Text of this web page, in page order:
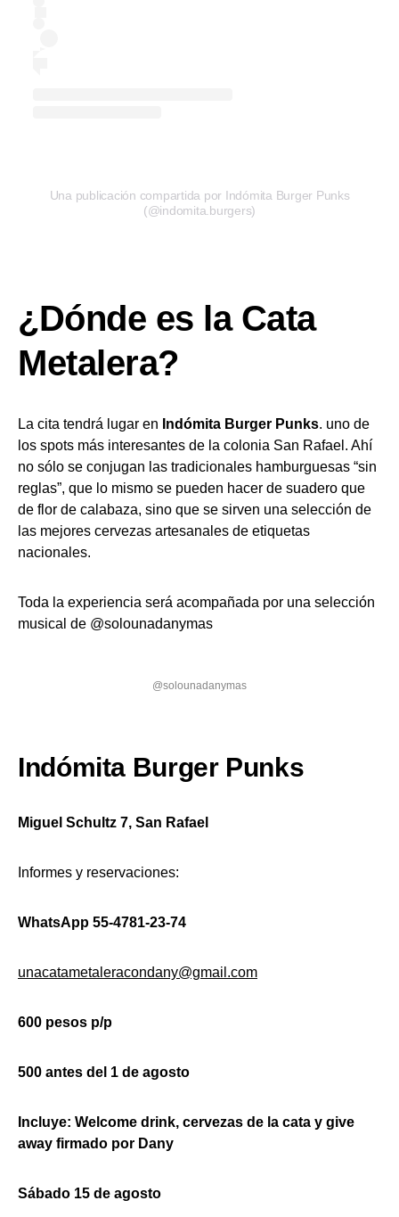
Una publicación compartida por Indómita Burger Punks
(@indomita.burgers)
¿Dónde es la Cata
Metalera?
La cita tendrá lugar en Indómita Burger Punks. uno de
los spots más interesantes de la colonia San Rafael. Ahí
no sólo se conjugan las tradicionales hamburguesas “sin
reglas”, que lo mismo se pueden hacer de suadero que
de flor de calabaza, sino que se sirven una selección de
las mejores cervezas artesanales de etiquetas
nacionales.
Toda la experiencia será acompañada por una selección
musical de @solounadanymas
@solounadanymas
Indómita Burger Punks
Miguel Schultz 7, San Rafael
Informes y reservaciones:
WhatsApp 55-4781-23-74
unacatametaleracondany@gmail.com
600 pesos p/p
500 antes del 1 de agosto
Incluye: Welcome drink, cervezas de la cata y give
away firmado por Dany
Sábado 15 de agosto